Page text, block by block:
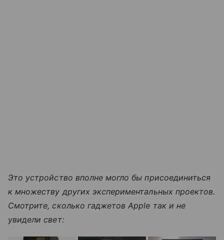
Это устройство вполне могло бы присоединиться
к множеству других экспериментальных проектов.
Смотрите, сколько гаджетов Apple так и не
увидели свет: